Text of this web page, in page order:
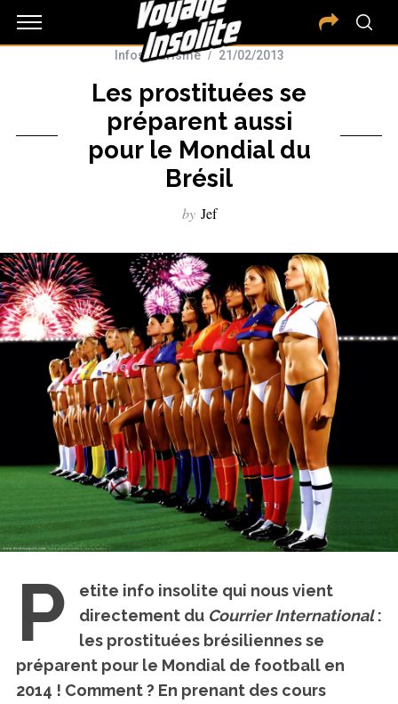
Infos tourisme 21/02/2013
Les prostituées se
préparent aussi
pour le Mondial du
Brésil
by Jef
P
etite info insolite qui nous vient
directement du Courrier International:
les prostituées brésiliennes se
préparent pour le Mondial de football en
2014 ! Comment ? En prenant des cours